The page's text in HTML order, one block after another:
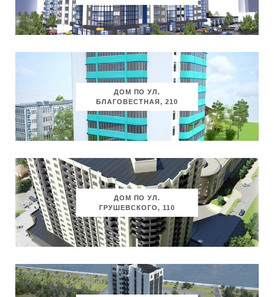
ДОМ ПО УЛ.
БЛАГОВЕСТНАЯ, 210
ДОМ ПО УЛ.
ГРУШЕВСКОГО, 110